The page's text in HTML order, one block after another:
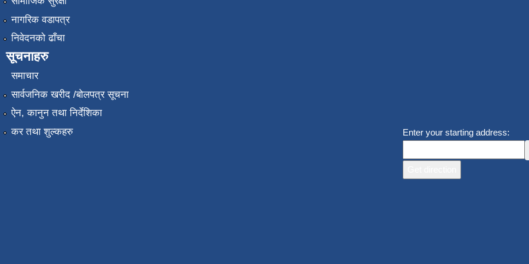
नागरिक वडापत्र
निवेदनको ढाँचा
सूचनाहरु
समाचार
सार्वजनिक खरीद /बोलपत्र सूचना
ऐन, कानुन तथा निर्देशिका
कर तथा शुल्कहरु
Enter your starting address: